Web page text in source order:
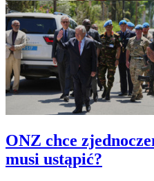
ONZ chce
musi ustąpić?